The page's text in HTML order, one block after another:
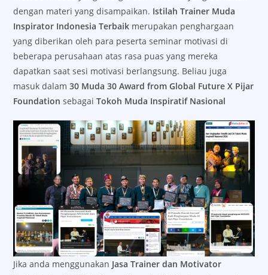
dengan materi yang disampaikan. Istilah Trainer Muda
Inspirator Indonesia Terbaik merupakan penghargaan
yang diberikan oleh para peserta seminar motivasi di
beberapa perusahaan atas rasa puas yang mereka
dapatkan saat sesi motivasi berlangsung. Beliau juga
masuk dalam30 Muda 30 Award from Global Future X Pijar
Foundation sebagaiTokoh Muda Inspiratif Nasional
Jika anda menggunakan Jasa Trainer dan Motivator